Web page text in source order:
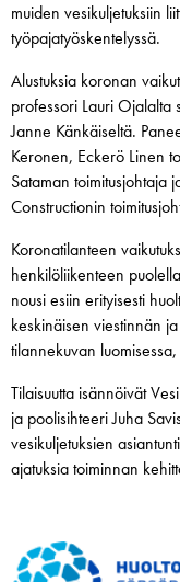
muiden vesikuljetuksiin
työpajatyöskentelyssä.
Alustuksia koronan
professori Lauri Ojalalta
Janne Känkäiseltä.
Keronen, Eckerö Linen
Sataman toimitusjohtaja
Constructionin
Koronatilanteen
henkilöliikenteen
nousi esiin erityisesti
keskinäisen viestinnän
tilannekuvan
Tilaisuutta isännöivät
ja poolisihteeri Juha
vesikuljetuksien
ajatuksia toiminnan